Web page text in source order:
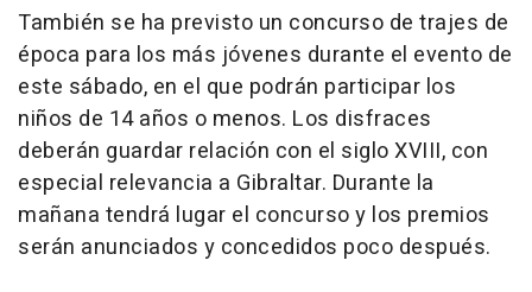
También se ha previsto un concurso de trajes de
época para los más jóvenes durante el evento de
este sábado, en el que podrán participar los
niños de 14 años o menos. Los disfraces
deberán guardar relación con el siglo XVIII, con
especial relevancia a Gibraltar. Durante la
mañana tendrá lugar el concurso y los premios
serán anunciados y concedidos poco después.